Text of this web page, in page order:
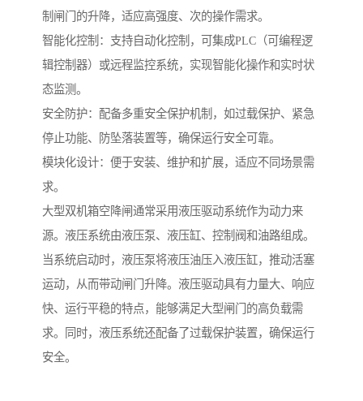
制闸门的升降，适应高强度、次的操作需求。
智能化控制：支持自动化控制，可集成PLC（可编程逻
辑控制器）或远程监控系统，实现智能化操作和实时状
态监测。
安全防护：配备多重安全保护机制，如过载保护、紧急
停止功能、防坠落装置等，确保运行安全可靠。
模块化设计：便于安装、维护和扩展，适应不同场景需
求。
大型双机箱空降闸通常采用液压驱动系统作为动力来
源。液压系统由液压泵、液压缸、控制阀和油路组成。
当系统启动时，液压泵将液压油压入液压缸，推动活塞
运动，从而带动闸门升降。液压驱动具有力量大、响应
快、运行平稳的特点，能够满足大型闸门的高负载需
求。同时，液压系统还配备了过载保护装置，确保运行
安全。